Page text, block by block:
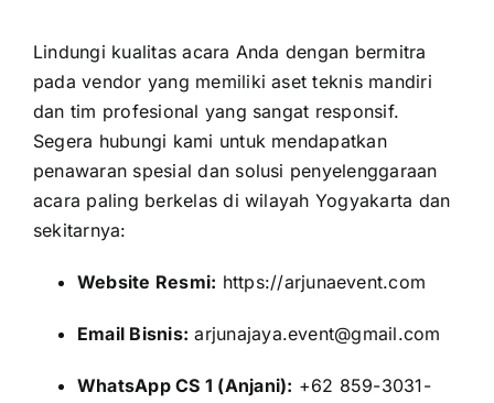
Lindungi kualitas acara Anda dengan bermitra
pada vendor yang memiliki aset teknis mandiri
dan tim profesional yang sangat responsif.
Segera hubungi kami untuk mendapatkan
penawaran spesial dan solusi penyelenggaraan
acara paling berkelas di wilayah Yogyakarta dan
sekitarnya:
Website Resmi: https://arjunaevent.com
Email Bisnis: arjunajaya.event@gmail.com
WhatsApp CS 1 (Anjani): +62 859-3031-